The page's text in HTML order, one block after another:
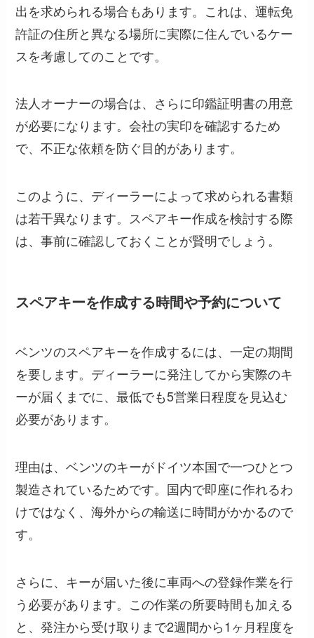
出を求められる場合もあります。これは、運転免
許証の住所と異なる場所に実際に住んでいるケー
スを考慮してのことです。
法人オーナーの場合は、さらに印鑑証明書の用意
が必要になります。会社の実印を確認するため
で、不正な依頼を防ぐ目的があります。
このように、ディーラーによって求められる書類
は若干異なります。スペアキー作成を検討する際
は、事前に確認しておくことが賢明でしょう。
スペアキーを作成する時間や予約について
ベンツのスペアキーを作成するには、一定の期間
を要します。ディーラーに発注してから実際のキ
ーが届くまでに、最低でも5営業日程度を見込む
必要があります。
理由は、ベンツのキーがドイツ本国で一つひとつ
製造されているためです。国内で即座に作れるわ
けではなく、海外からの輸送に時間がかかるので
す。
さらに、キーが届いた後に車両への登録作業を行
う必要があります。この作業の所要時間も加える
と、発注から受け取りまで2週間から1ヶ月程度を